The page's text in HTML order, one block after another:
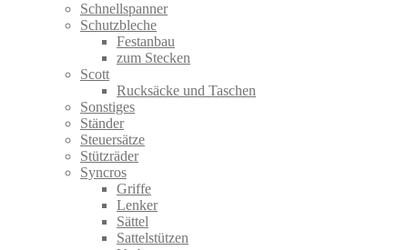
Schnellspanner
Schutzbleche
Festanbau
zum Stecken
Scott
Rucksäcke und Taschen
Sonstiges
Ständer
Steuersätze
Stützräder
Syncros
Griffe
Lenker
Sättel
Sattelstützen